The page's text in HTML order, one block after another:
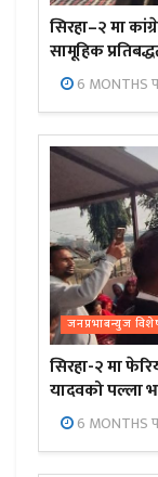
सिरहा–२ मा
सामूहिक
6 MONTHS
जनप्रभाबन्युज
सिरहा-२ मा
यादवको पल्ला
6 MONTHS